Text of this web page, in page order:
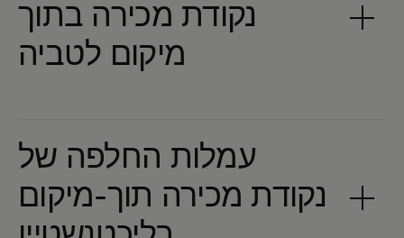
נקודת מכירה בתוך
עמלות החלפה של
נקודת מכירה תוך-מיקום